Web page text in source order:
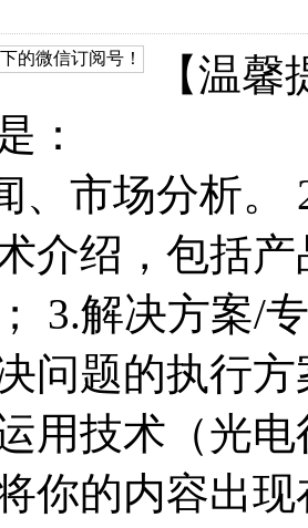
【温
：
、市场分析。
介绍，包括
3.解决方案/
问题的执行
用技术（光
你的内容出